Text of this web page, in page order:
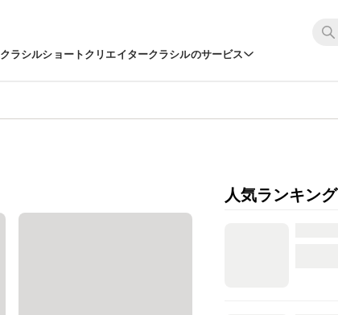
クラシルショートクリエイタークラシルのサービス
人気ランキング